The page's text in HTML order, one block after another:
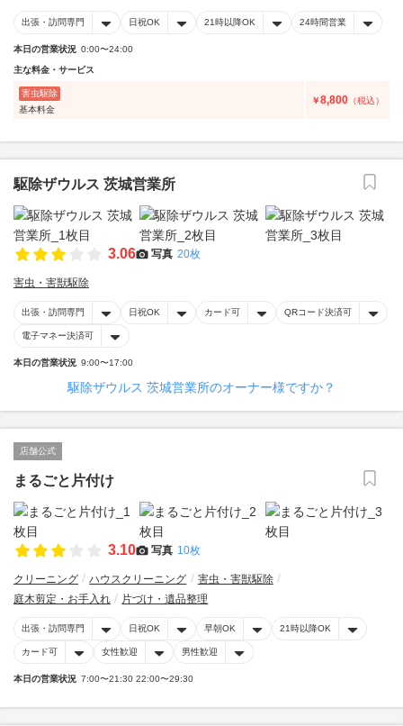
出張・訪問専門 日祝OK 21時以降OK 24時間営業
本日の営業状況 0:00〜24:00
主な料金・サービス
害虫駆除
基本料金
￥8,800 （税込）
駆除ザウルス 茨城営業所
3.06 写真 20枚
害虫・害獣駆除
出張・訪問専門 日祝OK カード可 QRコード決済可
電子マネー決済可
本日の営業状況 9:00〜17:00
駆除ザウルス 茨城営業所のオーナー様ですか？
店舗公式
まるごと片付け
3.10 写真 10枚
クリーニング ハウスクリーニング
害虫・害獣駆除
庭木剪定・お手入れ
片づけ・遺品整理
出張・訪問専門 日祝OK 早朝OK 21時以降OK
カード可 女性歓迎 男性歓迎
本日の営業状況 7:00〜21:30 22:00〜29:30